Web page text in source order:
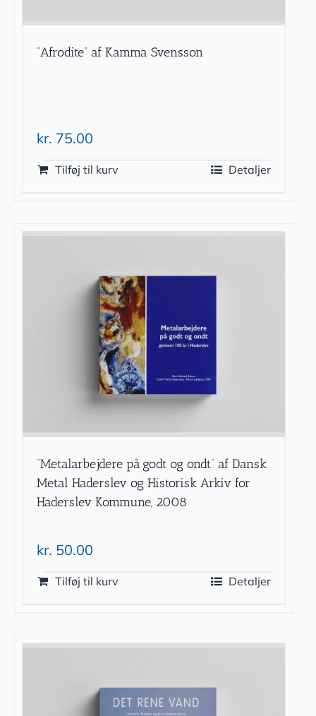
”Afrodite” af Kamma Svensson
kr. 75.00
Tilføj til kurv Detaljer
”Metalarbejdere på godt og ondt” af Dansk
Metal Haderslev og Historisk Arkiv for
Haderslev Kommune, 2008
kr. 50.00
Tilføj til kurv Detaljer